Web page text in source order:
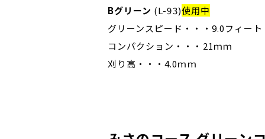
Bグリーン (L-93)使用中
グリーンスピード・・・9.0フィート
コンパクション・・・21ｍｍ
刈り高・・・4.0ｍｍ